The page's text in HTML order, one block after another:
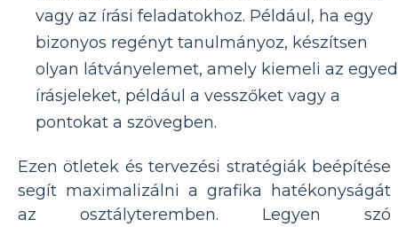
vagy az írási feladatokhoz. Például, ha egy
bizonyos regényt tanulmányoz, készítsen
olyan látványelemet, amely kiemeli az
írásjeleket, például a vesszőket vagy a
pontokat a szövegben.
Ezen ötletek és tervezési stratégiák beépítése
segít maximalizálni a grafika hatékonyságát
az osztályteremben. Legyen szó